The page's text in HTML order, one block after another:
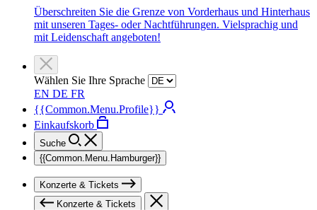
Überschreiten Sie die Grenze von Vorderhaus und Hinterhaus
mit unseren Tages- oder Nachtführungen. Vielsprachig und
mit Leidenschaft angeboten!
Wählen Sie Ihre Sprache
EN DE FR
{{Common.Menu.Profile}}
Einkaufskorb
Suche
{{Common.Menu.Hamburger}}
Konzerte & Tickets
Konzerte & Tickets